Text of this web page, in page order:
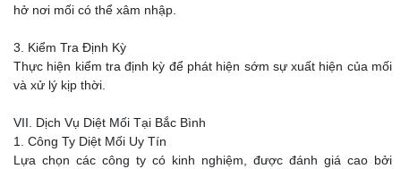
hở nơi mối có thể xâm nhập.
3. Kiểm Tra Định Kỳ
Thực hiện kiểm tra định kỳ để phát hiện sớm sự xuất hiện của mối
và xử lý kịp thời.
VII. Dịch Vụ Diệt Mối Tại Bắc Bình
1. Công Ty Diệt Mối Uy Tín
Lựa chọn các công ty có kinh nghiệm, được đánh giá cao bởi